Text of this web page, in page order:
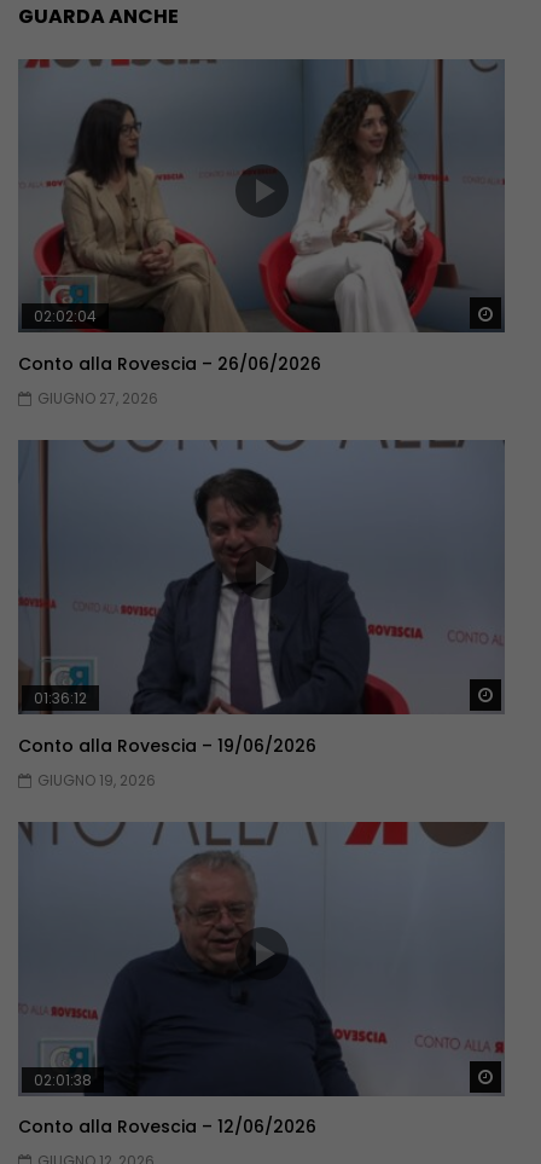
GUARDA ANCHE
02:02:04
Conto alla Rovescia – 26/06/2026
GIUGNO 27, 2026
01:36:12
Conto alla Rovescia – 19/06/2026
GIUGNO 19, 2026
02:01:38
Conto alla Rovescia – 12/06/2026